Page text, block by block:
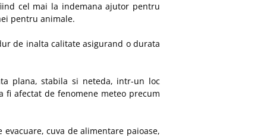
cel mai la indemana ajutor pentru
pentru animale.
de inalta calitate asigurand o durata
plana, stabila si neteda, intr-un loc
fi afectat de fenomene meteo precum
cuva de alimentare paioase,